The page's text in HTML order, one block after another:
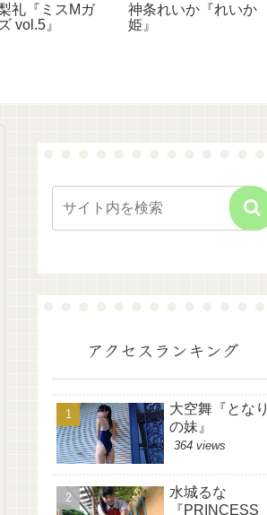
礼『ミスMガ
vol.5』
神条れいか『れいか
姫』
アクセスランキング
大空舞『となり
の妹』
364 views
水城るな
『PRINCESS